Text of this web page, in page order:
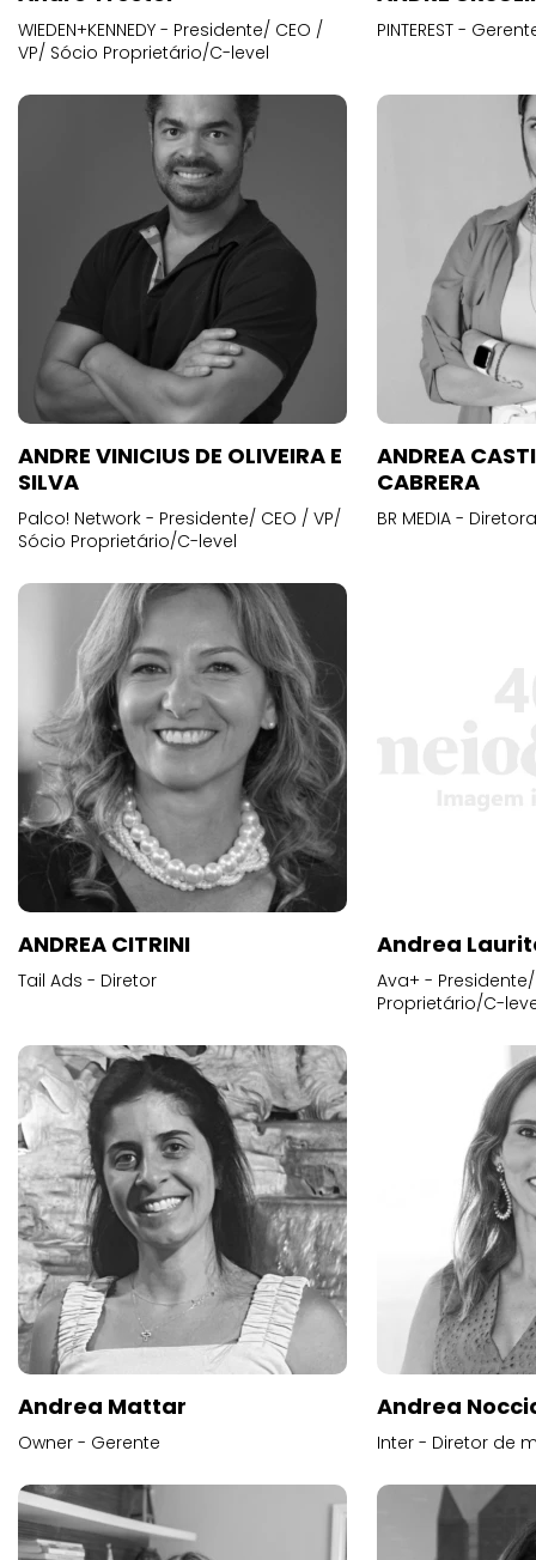
WIEDEN+KENNEDY - Presidente/ CEO /
VP/ Sócio Proprietário/C-level
PINTEREST -
ANDRE VINICIUS DE OLIVEIRA E
SILVA
Palco! Network - Presidente/ CEO / VP/
Sócio Proprietário/C-level
ANDREA
CABRERA
BR MEDIA -
ANDREA CITRINI
Tail Ads - Diretor
Andrea
Ava+ -
Proprietário/C-
Andrea Mattar
Owner - Gerente
Andrea
Inter - Diretor de